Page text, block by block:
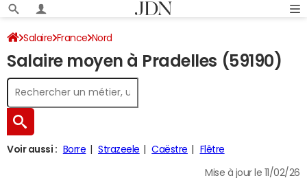
Salaire France Nord
Salaire moyen à Pradelles (59190)
Voir aussi : Borre Strazeele Caëstre Flêtre
Mise à jour le 11/02/26